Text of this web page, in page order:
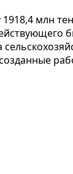
млн